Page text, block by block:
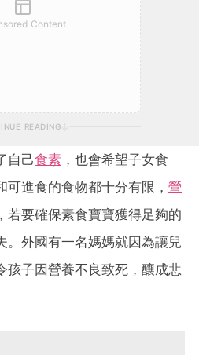
Content
READING
自己食素 ，也會希望子女食
進食的食物都十分有限， 營
若要確保素食寶寶獲得足夠的
。外國有一名媽媽就因為讓兒
孩子因營養不良致死，釀成悲